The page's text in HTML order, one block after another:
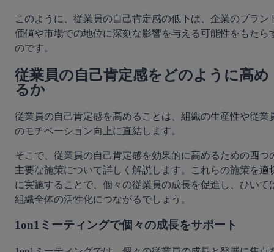
このように、従業員の自己肯定感の低下は、企業のブラン
価値や市場での地位に深刻な影響を与える可能性をもたら
のです。
従業員の自己肯定感をどのように高め
るか
従業員の自己肯定感を高めることは、組織の生産性や従業
のモチベーション向上に直結します。
そこで、従業員の自己肯定感を効果的に高めるための四つ
主要な施策について詳しく解説します。これらの施策を適
に実施することで、個々の従業員の成長を促進し、ひいて
組織全体の活性化につながるでしょう。
1on1ミーティングで個々の成長をサポート